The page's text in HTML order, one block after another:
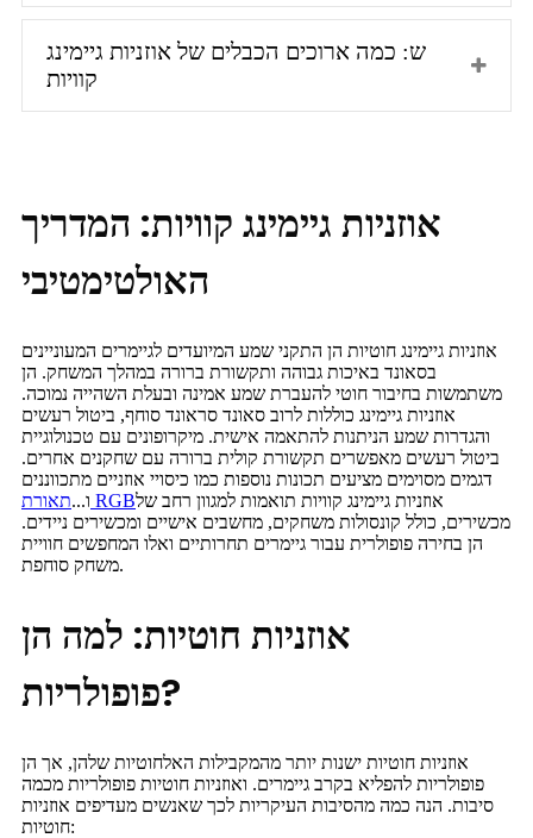
ש: כמה ארוכים הכבלים של אוזניות גיימינג
קוויות
אוזניות גיימינג קוויות: המדריך
האולטימטיבי
אוזניות גיימינג חוטיות הן התקני שמע המיועדים לגיימרים המעוניינים
בסאונד באיכות גבוהה ותקשורת ברורה במהלך המשחק. הן
משתמשות בחיבור חוטי להעברת שמע אמינה ובעלת השהייה נמוכה.
אוזניות גיימינג כוללות לרוב סאונד סראונד סוחף, ביטול רעשים
והגדרות שמע הניתנות להתאמה אישית. מיקרופונים עם טכנולוגיית
ביטול רעשים מאפשרים תקשורת קולית ברורה עם שחקנים אחרים.
דגמים מסוימים מציעים תכונות נוספות כמו כיסויי אוזניים מתכווננים
ו... תאורת RGBאוזניות גיימינג קוויות תואמות למגוון רחב של
מכשירים, כולל קונסולות משחקים, מחשבים אישיים ומכשירים ניידים.
הן בחירה פופולרית עבור גיימרים תחרותיים ואלו המחפשים חוויית
משחק סוחפת.
אוזניות חוטיות: למה הן
פופולריות?
אוזניות חוטיות ישנות יותר מהמקבילות האלחוטיות שלהן, אך הן
פופולריות להפליא בקרב גיימרים. ואוזניות חוטיות פופולריות מכמה
סיבות. הנה כמה מהסיבות העיקריות לכך שאנשים מעדיפים אוזניות
חוטיות: